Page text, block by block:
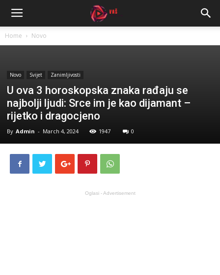
Home Novo
Novo Svijet Zanimljivosti
U ova 3 horoskopska znaka rađaju se
najbolji ljudi: Srce im je kao dijamant –
rijetko i dragocjeno
By Admin - March 4, 2024 1947 0
Oglasi - Advertisement